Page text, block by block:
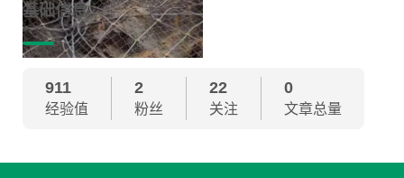
基础信息
911
经验值
2
粉丝
22
关注
0
文章总量